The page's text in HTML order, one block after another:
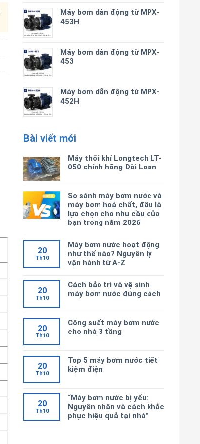
Máy bơm dẫn động từ MPX-
453H
Máy bơm dẫn động từ MPX-
453
Máy bơm dẫn động từ MPX-
452H
Bài viết mới
Máy thổi khí Longtech LT-
050 chính hãng Đài Loan
So sánh máy bơm nước và
máy bơm hoá chất, đâu là
lựa chọn cho nhu cầu của
bạn trong năm 2026
20
Th10
Máy bơm nước hoạt động
như thế nào? Nguyên lý
vận hành từ A-Z
20
Th10
Cách bảo trì và vệ sinh
máy bơm nước đúng cách
20
Th10
Công suất máy bơm nước
cho nhà 3 tầng
20
Th10
Top 5 máy bơm nước tiết
kiệm điện
20
Th10
“Máy bơm nước bị yếu:
Nguyên nhân và cách khắc
phục hiệu quả tại nhà”